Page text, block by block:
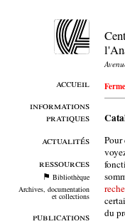
accueil
informations
pratiques
actualités
ressources
Bibliothèque
Archives, documentation
et collections
publications
Pour
du